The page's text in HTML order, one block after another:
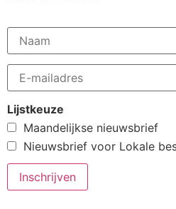
Lijstkeuze
Maandelijkse nieuwsbrief
Nieuwsbrief voor Lokale